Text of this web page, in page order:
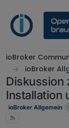
ioBroker
ioBroker
Diskussion
Installation
ioBroker Allgemein